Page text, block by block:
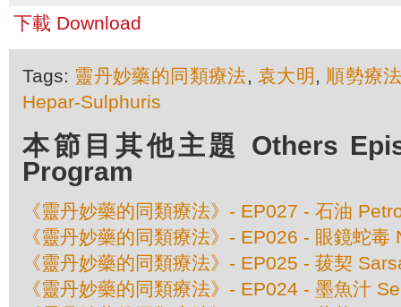
下載 Download
Tags: 靈丹妙藥的同類療法, 袁大明 , 順勢療
Hepar-Sulphuris
本節目其他主題 Others
Program
《靈丹妙藥的同類療法》- EP027 - 石油
《靈丹妙藥的同類療法》- EP026 - 眼鏡蛇
《靈丹妙藥的同類療法》- EP025 - 菝契
《靈丹妙藥的同類療法》- EP024 - 墨魚汁